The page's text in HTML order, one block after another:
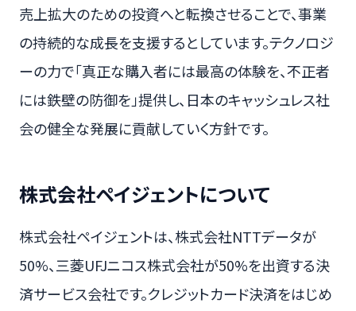
売上拡大のための投資へと転換させることで、事業
の持続的な成長を支援するとしています。テクノロジ
ーの力で「真正な購入者には最高の体験を、不正者
には鉄壁の防御を」提供し、日本のキャッシュレス社
会の健全な発展に貢献していく方針です。
株式会社ペイジェントについて
株式会社ペイジェントは、株式会社NTTデータが
50%、三菱UFJニコス株式会社が50%を出資する決
済サービス会社です。クレジットカード決済をはじめ